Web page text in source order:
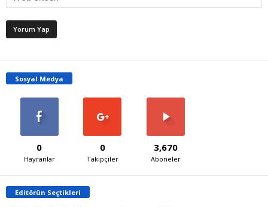
Sosyal Medya
0
Hayranlar
0
Takipçiler
3,670
Aboneler
Editörün Seçtikleri